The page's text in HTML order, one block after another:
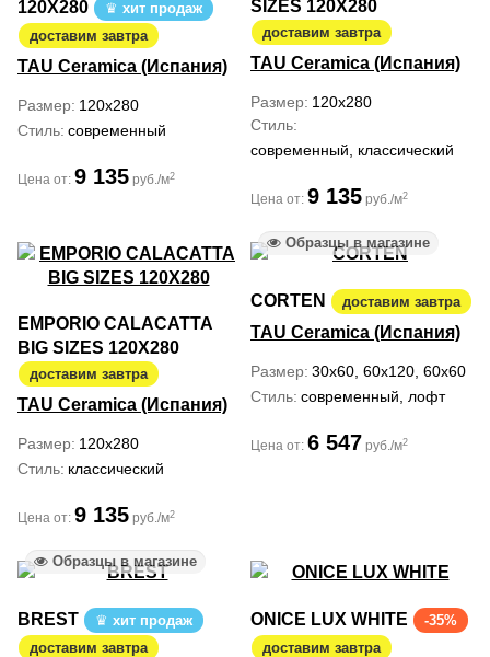
120X280
хит продаж
доставим завтра
TAU Ceramica (Испания)
Размер 120x280
Стиль современный
Цена от: 9 135 руб./м2
SIZES 120X280
доставим завтра
TAU Ceramica (Испания)
Размер 120x280
Стиль
современный, классический
Цена от: 9 135 руб./м2
EMPORIO CALACATTA
BIG SIZES 120X280
доставим завтра
TAU Ceramica (Испания)
Размер 120x280
Стиль классический
Цена от: 9 135 руб./м2
Образцы в магазине
CORTEN доставим завтра
TAU Ceramica (Испания)
Размер 30x60, 60x120, 60x60
Стиль современный, лофт
Цена от: 6 547 руб./м2
Образцы в магазине
BREST
хит продаж
доставим завтра
ONICE LUX WHITE
-35%
доставим завтра